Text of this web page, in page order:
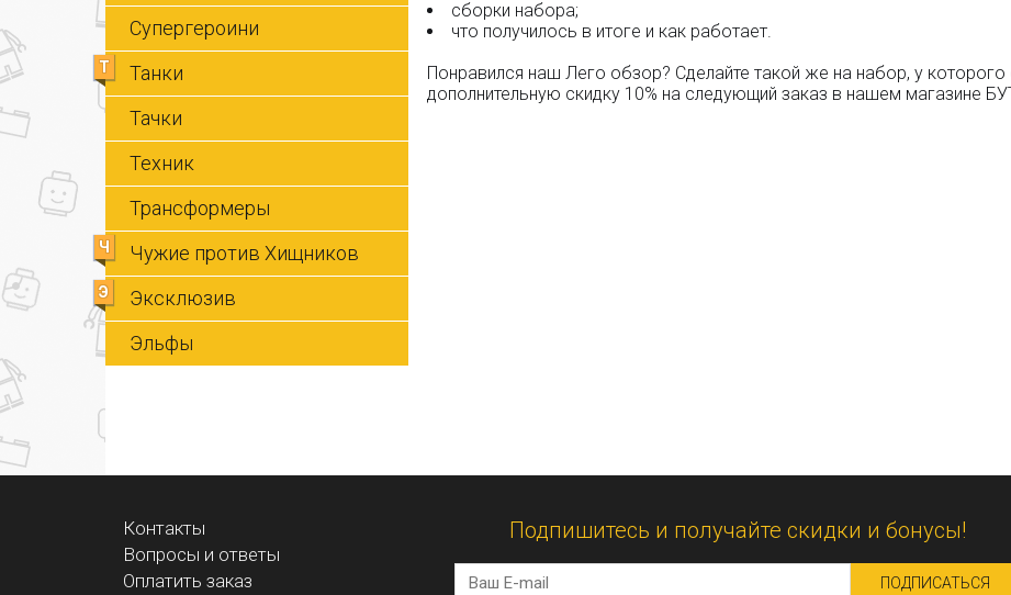
Супергероини
Т
Танки
Тачки
Техник
Трансформеры
Ч Чужие против Хищников
Э
Эксклюзив
Эльфы
сборки набора;
что получилось в итоге и как работает.
Понравился наш Лего обзор? Сделайте такой же на набор, у которого
дополнительную скидку 10% на следующий заказ в нашем магазине
Контакты
Вопросы и ответы
Оплатить заказ
Подпишитесь и получайте скидки и бонусы!
ПОДПИСАТЬСЯ